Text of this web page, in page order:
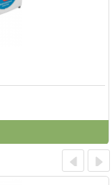
Prev Next